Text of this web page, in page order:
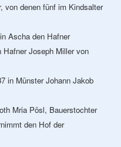
von denen fünf im Kindsalter
Ascha den Hafner
Hafner Joseph Miller von
in Münster Johann Jakob
Mria Pösl, Bauerstochter
den Hof der